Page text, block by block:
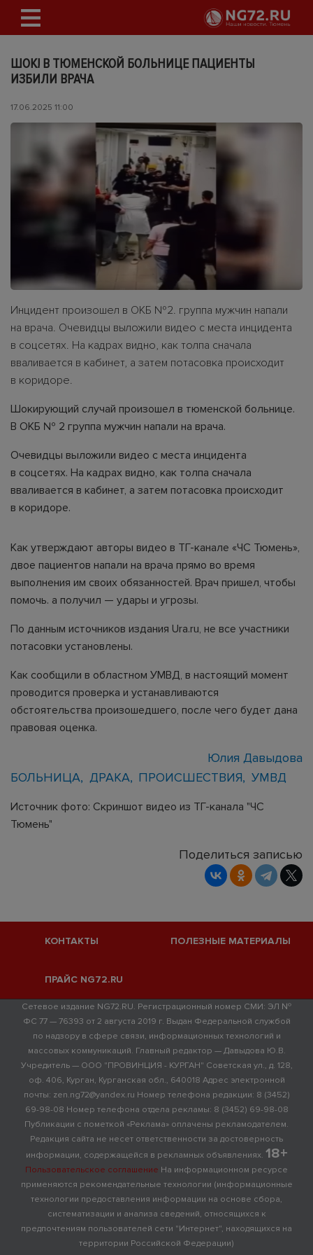
ШОК! В ТЮМЕНСКОЙ БОЛЬНИЦЕ ПАЦИЕНТЫ
ИЗБИЛИ ВРАЧА
17.06.2025 11:00
Инцидент произошел в ОКБ №2. группа мужчин напали
на врача. Очевидцы выложили видео с места инцидента
в соцсетях. На кадрах видно, как толпа сначала
вваливается в кабинет, а затем потасовка происходит
в коридоре.
Шокирующий случай произошел в тюменской больнице.
В ОКБ № 2 группа мужчин напали на врача.
Очевидцы выложили видео с места инцидента
в соцсетях. На кадрах видно, как толпа сначала
вваливается в кабинет, а затем потасовка происходит
в коридоре.
Как утверждают авторы видео в ТГ-канале «ЧС Тюмень»,
двое пациентов напали на врача прямо во время
выполнения им своих обязанностей. Врач пришел, чтобы
помочь. а получил — удары и угрозы.
По данным источников издания Ura.ru, не все участники
потасовки установлены.
Как сообщили в областном УМВД, в настоящий момент
проводится проверка и устанавливаются
обстоятельства произошедшего, после чего будет дана
правовая оценка.
Юлия Давыдова
БОЛЬНИЦА ДРАКА ПРОИСШЕСТВИЯ УМВД
Источник фото: Скриншот видео из ТГ-канала "ЧС
Тюмень"
Поделиться записью
КОНТАКТЫ ПОЛЕЗНЫЕ МАТЕРИАЛЫ
ПРАЙС NG72.RU
Сетевое издание NG72.RU. Регистрационный номер СМИ: ЭЛ №
ФС 77 — 76393 от 2 августа 2019 г. Выдан Федеральной службой
по надзору в сфере связи, информационных технологий и
массовых коммуникаций. Главный редактор — Давыдова Ю.В.
Учредитель — ООО "ПРОВИНЦИЯ - КУРГАН" Советская ул., д. 128,
оф. 406, Курган, Курганская обл., 640018 Адрес электронной
почты: zen.ng72@yandex.ru Номер телефона редакции: 8 (3452)
69-98-08 Номер телефона отдела рекламы: 8 (3452) 69-98-08
Публикации с пометкой «Реклама» оплачены рекламодателем.
Редакция сайта не несет ответственности за достоверность
информации, содержащейся в рекламных объявлениях. 18+
Пользовательское соглашение На информационном ресурсе
применяются рекомендательные технологии (информационные
технологии предоставления информации на основе сбора,
систематизации и анализа сведений, относящихся к
предпочтениям пользователей сети "Интернет", находящихся на
территории Российской Федерации)